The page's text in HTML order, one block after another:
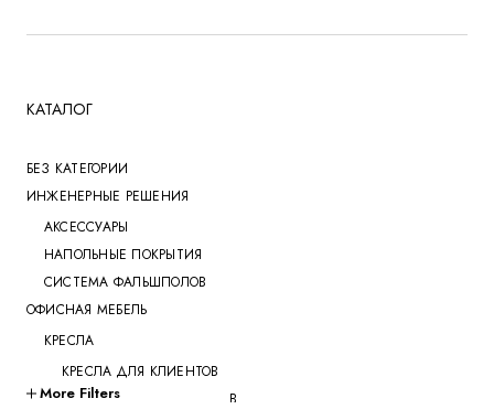
КАТАЛОГ
БЕЗ КАТЕГОРИИ
ИНЖЕНЕРНЫЕ РЕШЕНИЯ
АКСЕССУАРЫ
НАПОЛЬНЫЕ ПОКРЫТИЯ
СИСТЕМА ФАЛЬШПОЛОВ
ОФИСНАЯ МЕБЕЛЬ
КРЕСЛА
КРЕСЛА ДЛЯ КЛИЕНТОВ
КРЕСЛА ДЛЯ ПЕРЕГОВОРОВ
More Filters